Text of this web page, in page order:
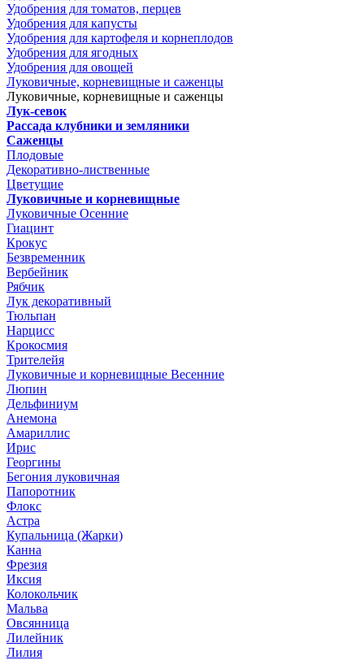
Удобрения для томатов, перцев
Удобрения для капусты
Удобрения для картофеля и корнеплодов
Удобрения для ягодных
Удобрения для овощей
Луковичные, корневищные и саженцы
Луковичные, корневищные и саженцы
Лук-севок
Рассада клубники и земляники
Саженцы
Плодовые
Декоративно-лиственные
Цветущие
Луковичные и корневищные
Луковичные Осенние
Гиацинт
Крокус
Безвременник
Вербейник
Рябчик
Лук декоративный
Тюльпан
Нарцисс
Крокосмия
Трителейя
Луковичные и корневищные Весенние
Люпин
Дельфиниум
Анемона
Амариллис
Ирис
Георгины
Бегония луковичная
Папоротник
Флокс
Астра
Купальница (Жарки)
Канна
Фрезия
Иксия
Колокольчик
Мальва
Овсянница
Лилейник
Лилия